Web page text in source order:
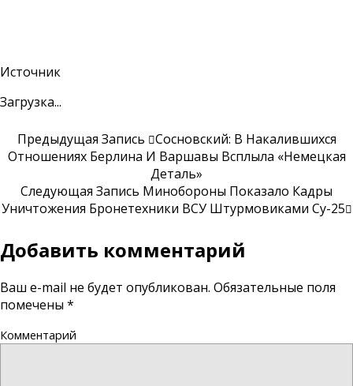
Источник
Загрузка...
Предыдущая Запись
Сосновский: В Накалившихся
Отношениях Берлина И Варшавы Всплыла «немецкая
Деталь»
Следующая Запись Минобороны Показало Кадры
Уничтожения Бронетехники ВСУ Штурмовиками Су-25
Добавить комментарий
Ваш e-mail не будет опубликован. Обязательные поля
помечены *
Комментарий